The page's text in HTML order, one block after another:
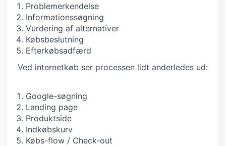
Problemerkendelse
Informationssøgning
Vurdering af alternativer
Købsbeslutning
Efterkøbsadfærd
Ved internetkøb ser processen lidt anderledes ud:
Google-søgning
Landing page
Produktside
Indkøbskurv
Købs-flow / Check-out